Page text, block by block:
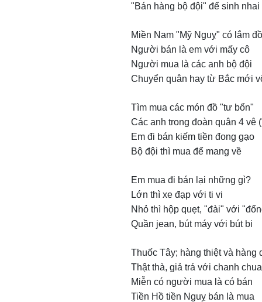
"Bán hàng bộ đội" để sinh nhai
Miền Nam "Mỹ Nguỵ" có lắm đồ
Người bán là em với mấy cô
Người mua là các anh bộ đội
Chuyển quân hay từ Bắc mới
Tìm mua các món đồ "tư bổn"
Các anh trong đoàn quân 4 vê
Em đi bán kiếm tiền đong gạo
Bộ đội thì mua để mang về
Em mua đi bán lại những gì?
Lớn thì xe đạp với ti vi
Nhỏ thì hộp quẹt, "đài" với
Quần jean, bút máy với bút bi
Thuốc Tây; hàng thiệt và hàng
Thật thà, giả trá với chanh chua
Miễn có người mua là có bán
Tiền Hồ tiền Nguỵ bán là mua